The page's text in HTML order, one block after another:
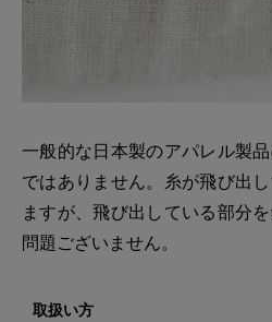
一般的な日本製のアパレル製
ではありません。糸が飛び出
ますが、飛び出している部分
問題ございません。
取扱い方